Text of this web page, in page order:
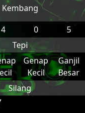
Kembang
4 0
5
Tepi
Genap
Kecil
Ganjil
Besar
Silang